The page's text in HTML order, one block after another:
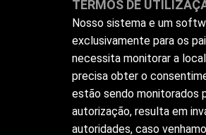
TERMOS DE
Nosso sistema e um
exclusivamente para os
necessita monitorar a
precisa obter o
estão sendo monitorados
autorização, resulta em
autoridades, caso